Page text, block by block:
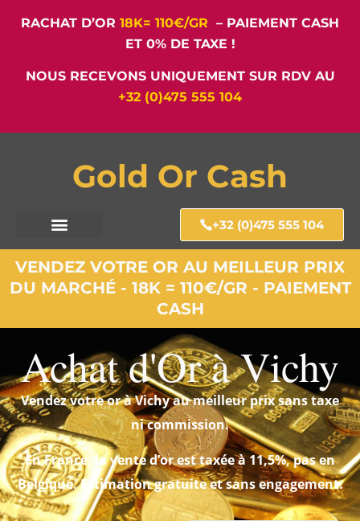
RACHAT D’OR 18K= 110€/GR – PAIEMENT CASH
ET 0% DE TAXE !
NOUS RECEVONS UNIQUEMENT SUR RDV AU
+32 (0)475 555 104
Gold Or Cash
+32 (0)475 555 104
VENDEZ VOTRE OR AU MEILLEUR PRIX
DU MARCHÉ - 18K = 110€/GR - PAIEMENT
CASH
Achat d'Or à Vichy
Vendez votre or à Vichy au meilleur prix sans taxe
ni commission.
En France, la vente d’or est taxée à 11,5%, pas en
Belgique. Estimation gratuite et sans engagement.